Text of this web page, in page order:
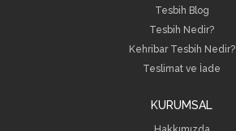
Tesbih Blog
Tesbih Nedir?
Kehribar Tesbih Nedir?
Teslimat ve İade
KURUMSAL